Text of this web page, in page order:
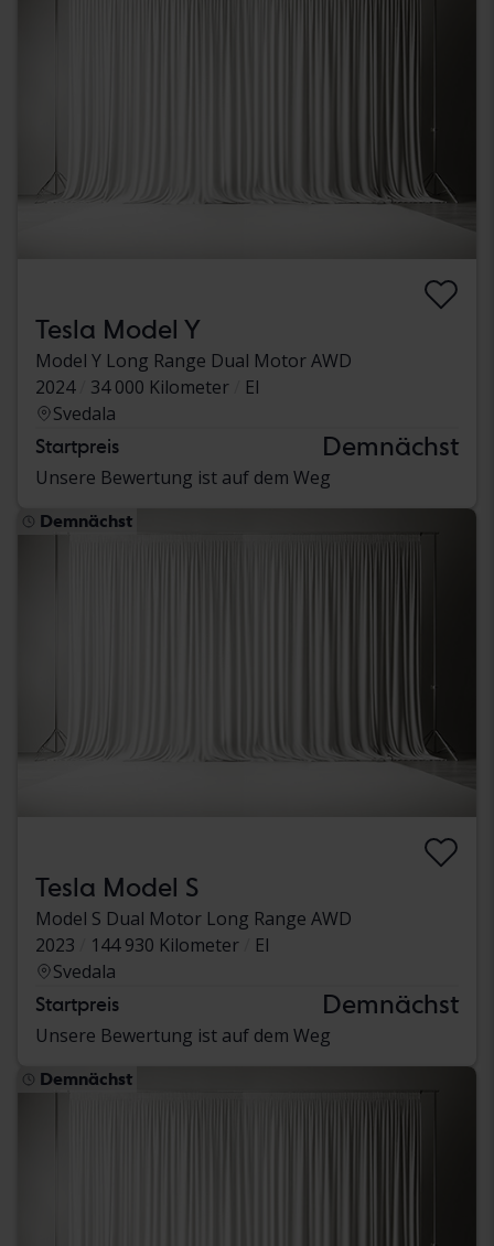
Tesla Model Y
Model Y Long Range Dual Motor AWD
2024
34 000 Kilometer
El
Svedala
Startpreis Demnächst
Unsere Bewertung ist auf dem Weg
Demnächst
Tesla Model S
Model S Dual Motor Long Range AWD
2023
144 930 Kilometer
El
Svedala
Startpreis Demnächst
Unsere Bewertung ist auf dem Weg
Demnächst